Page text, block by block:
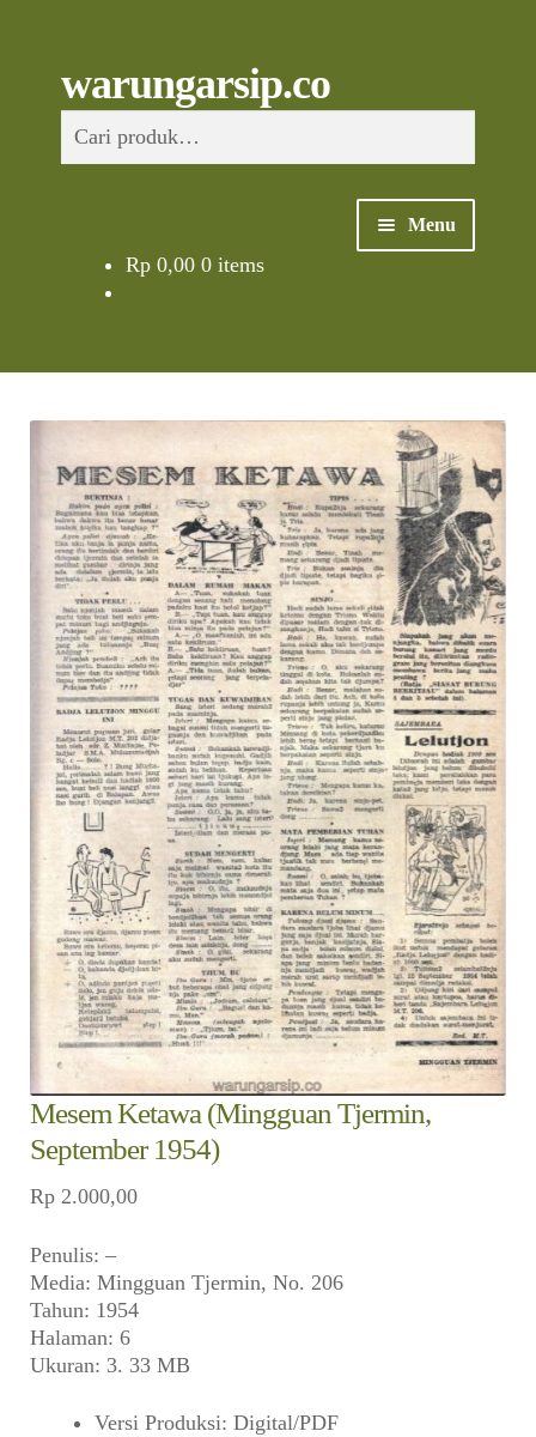
to
navigation
to
content
warungarsip.co
untuk:
Menu
Foto
Suara
Suvenir
Cari Arsip
Alamat
Rekening
Reseller
Rp0,00 0 items
Mesem Ketawa (Mingguan Tjermin,
September 1954)
Rp 2.000,00
Penulis: –
Media: Mingguan Tjermin, No. 206
Tahun: 1954
Halaman: 6
Ukuran: 3. 33 MB
Versi Produksi: Digital/PDF